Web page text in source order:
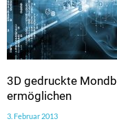
3D gedruckte
ermöglichen
3. Februar 2013